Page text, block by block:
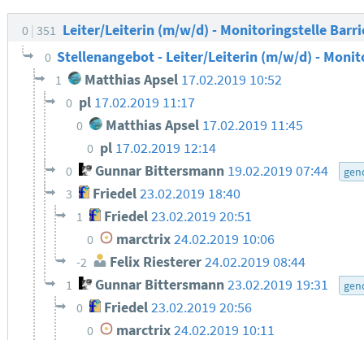
0 351 Leiter/Leiterin (m/w/d) - Monitoringstelle
0 Stellenangebot - Leiter/Leiterin (m/w/d) -
1 Matthias Apsel 17.02.2019 10:52
0 pl 17.02.2019 11:17
0 Matthias Apsel 17.02.2019 11:45
0 pl 17.02.2019 12:14
0 Gunnar Bittersmann 19.02.2019 07:44
3 Friedel23.02.2019 18:40
1 Friedel 23.02.2019 20:51
0 marctrix24.02.2019 10:06
-2 Felix Riesterer24.02.2019 08:44
1 Gunnar Bittersmann23.02.2019 19:31
0 Friedel 23.02.2019 20:56
0 marctrix24.02.2019 10:11